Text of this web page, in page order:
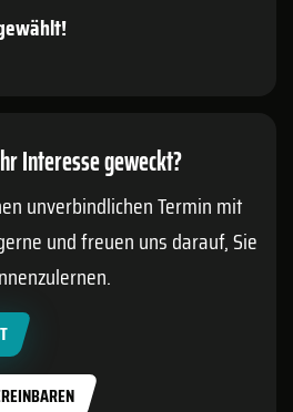
Interesse geweckt?
unverbindlichen Termin mit
und freuen uns darauf, Sie